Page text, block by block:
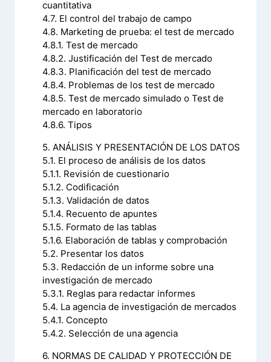
cuantitativa
4.7. El control del trabajo de campo
4.8. Marketing de prueba: el test de mercado
4.8.1. Test de mercado
4.8.2. Justificación del Test de mercado
4.8.3. Planificación del test de mercado
4.8.4. Problemas de los test de mercado
4.8.5. Test de mercado simulado o Test de
mercado en laboratorio
4.8.6. Tipos
5. ANÁLISIS Y PRESENTACIÓN DE LOS DATOS
5.1. El proceso de análisis de los datos
5.1.1. Revisión de cuestionario
5.1.2. Codificación
5.1.3. Validación de datos
5.1.4. Recuento de apuntes
5.1.5. Formato de las tablas
5.1.6. Elaboración de tablas y comprobación
5.2. Presentar los datos
5.3. Redacción de un informe sobre una
investigación de mercado
5.3.1. Reglas para redactar informes
5.4. La agencia de investigación de mercados
5.4.1. Concepto
5.4.2. Selección de una agencia
6. NORMAS DE CALIDAD Y PROTECCIÓN DE